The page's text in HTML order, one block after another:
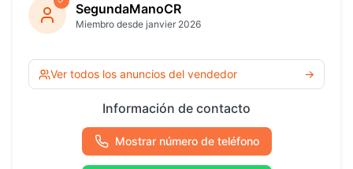
SegundaManoCR
Miembro desde janvier 2026
Ver todos los anuncios del vendedor →
Información de contacto
Mostrar número de teléfono